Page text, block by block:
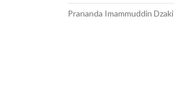
Prananda Imammuddin Dzaki